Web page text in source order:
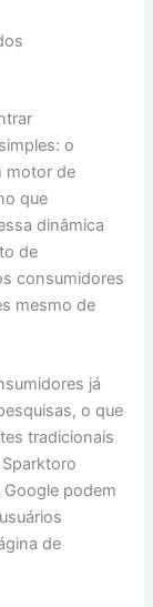
o
motor de
que
dinâmica
de
consumidores
mesmo de
já
o que
tradicionais
podem
de